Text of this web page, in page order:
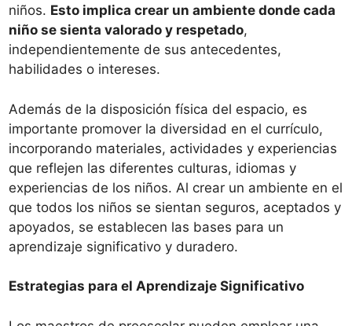
niños. Esto implica crear un ambiente donde cada
niño se sienta valorado y respetado,
independientemente de sus antecedentes,
habilidades o intereses.
Además de la disposición física del espacio, es
importante promover la diversidad en el currículo,
incorporando materiales, actividades y experiencias
que reflejen las diferentes culturas, idiomas y
experiencias de los niños. Al crear un ambiente en el
que todos los niños se sientan seguros, aceptados y
apoyados, se establecen las bases para un
aprendizaje significativo y duradero.
Estrategias para el Aprendizaje Significativo